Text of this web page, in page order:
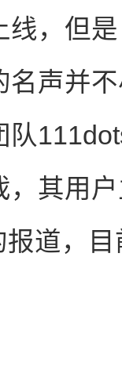
，但
名声并
队
，其用
道，